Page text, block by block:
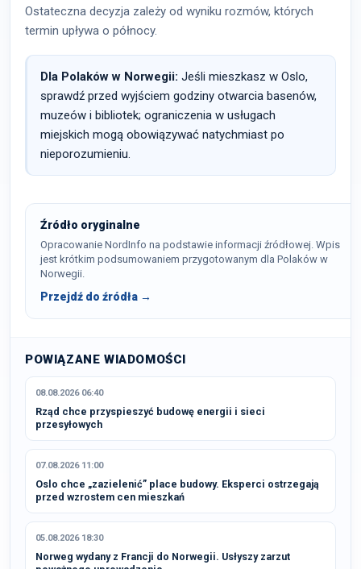
Ostateczna decyzja zależy od wyniku rozmów, których
termin upływa o północy.
Dla Polaków w Norwegii: Jeśli mieszkasz w Oslo,
sprawdź przed wyjściem godziny otwarcia basenów,
muzeów i bibliotek; ograniczenia w usługach
miejskich mogą obowiązywać natychmiast po
nieporozumieniu.
Źródło oryginalne
Opracowanie NordInfo na podstawie informacji źródłowej. Wpis
jest krótkim podsumowaniem przygotowanym dla Polaków w
Norwegii.
Przejdź do źródła →
POWIĄZANE WIADOMOŚCI
08.08.2026 06:40
Rząd chce przyspieszyć budowę energii i sieci
przesyłowych
07.08.2026 11:00
Oslo chce „zazielenić” place budowy. Eksperci ostrzegają
przed wzrostem cen mieszkań
05.08.2026 18:30
Norweg wydany z Francji do Norwegii. Usłyszy zarzut